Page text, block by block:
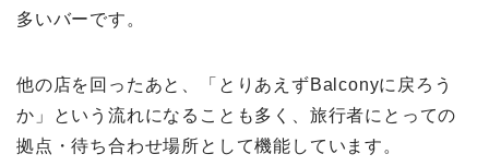
多いバーです。
他の店を回ったあと、「とりあえずBalconyに戻ろう
か」という流れになることも多く、旅行者にとっての
拠点・待ち合わせ場所として機能しています。